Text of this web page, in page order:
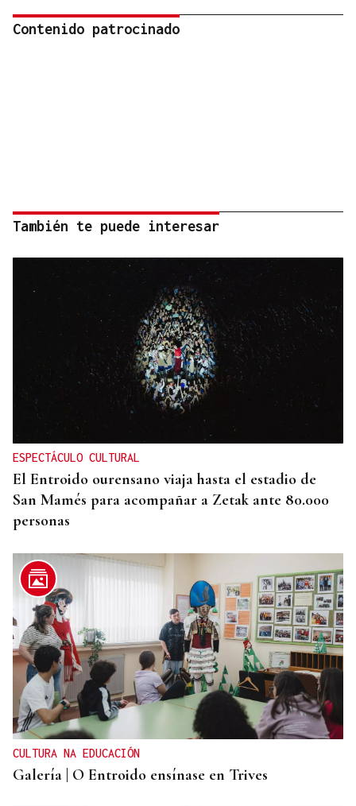
Contenido patrocinado
También te puede interesar
ESPECTÁCULO CULTURAL
El Entroido ourensano viaja hasta el estadio de
San Mamés para acompañar a Zetak ante 80.000
personas
CULTURA NA EDUCACIÓN
Galería | O Entroido ensínase en Trives